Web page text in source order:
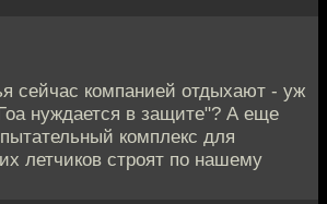
сейчас компанией отдыхают - уж
нуждается в защите"? А еще
комплекс для
летчиков строят по нашему